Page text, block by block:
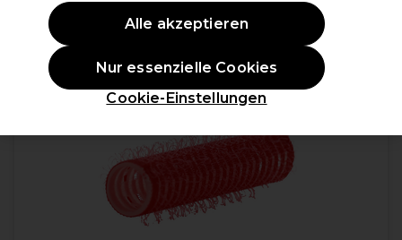
ANGEBOT
Cookie-Einstellungen
Nur essenzielle Cookies
Alle akzeptieren